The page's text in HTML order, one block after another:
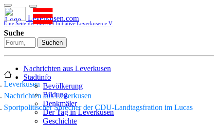
Leverkusen.com
Eine Seite der Internet Initiative Leverkusen e.V.
Suche
Suchen
Nachrichten aus Leverkusen
Stadtinfo
Bevölkerung
Bildung
Denkmäler
Der Tag in Leverkusen
Geschichte
Leverkusen
Nachrichten aus Leverkusen
Sportpolitischer Sprecher der CDU-Landtagsfration im Lucas